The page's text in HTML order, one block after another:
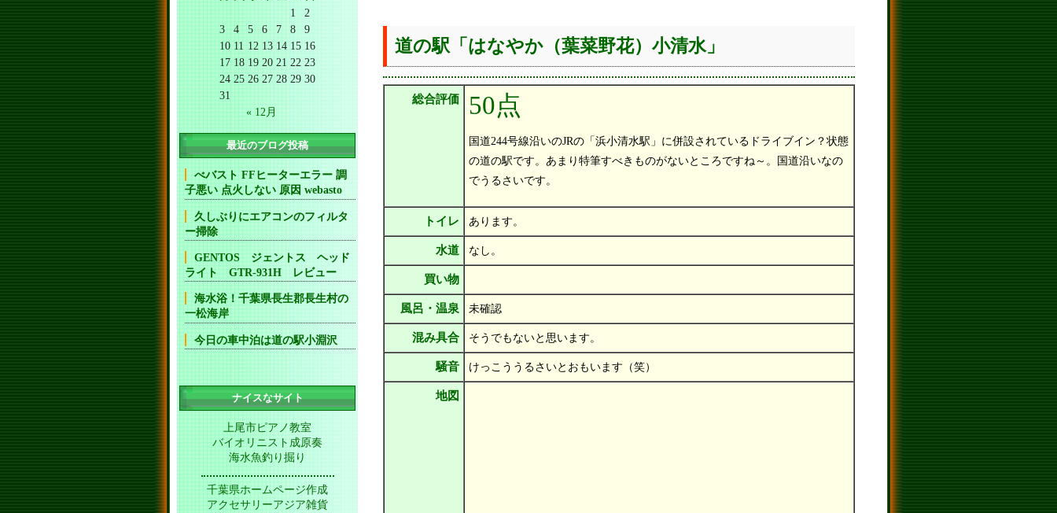
道の駅「はなやか（葉菜野花）小清水」
総合評価 50点
国道244号線沿いのJRの「浜小清水駅」に併設されているドライブイン？状態
の道の駅です。あまり特筆すべきものがないところですね～。国道沿いなの
でうるさいです。
トイレ あります。
水道 なし。
買い物
風呂・温泉 未確認
混み具合 そうでもないと思います。
騒音 けっこううるさいとおもいます（笑）
地図
1
2
3
4 5 6 7 8
9
10 11 12 13 14 15 16
17 18 19 20 21 22 23
24 25 26 27 28 29 30
31
« 12月
最近のブログ投稿
べバスト FFヒーターエラー 調
子悪い 点火しない 原因 webasto
久しぶりにエアコンのフィルタ
ー掃除
GENTOS ジェントス ヘッド
ライト GTR-931H レビュー
海水浴！千葉県長生郡長生村の
一松海岸
今日の車中泊は道の駅小淵沢
ナイスなサイト
上尾市ピアノ教室
バイオリニスト成原奏
海水魚釣り掘り
千葉県ホームページ作成
アクセサリーアジア雑貨